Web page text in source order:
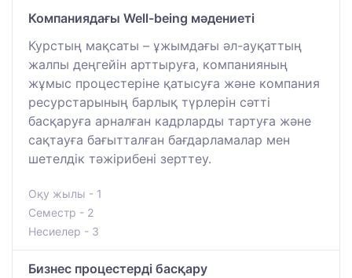
Компаниядағы Well-being мәдениеті
Курстың мақсаты – ұжымдағы әл-ауқаттың
жалпы деңгейін арттыруға, компанияның
жұмыс процестеріне қатысуға және компания
ресурстарының барлық түрлерін сәтті
басқаруға арналған кадрларды тартуға және
сақтауға бағытталған бағдарламалар мен
шетелдік тәжірибені зерттеу.
Оқу жылы - 1
Семестр - 2
Несиелер - 3
Бизнес процестерді басқару